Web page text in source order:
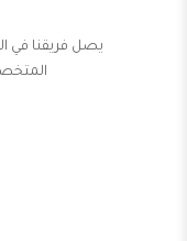
يصل فريقنا في